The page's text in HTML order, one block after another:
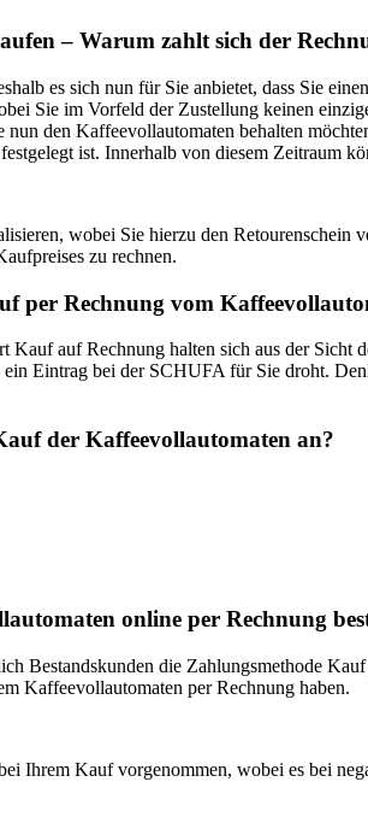
– Warum zahlt sich der
es sich nun für Sie anbietet, dass Sie
Sie im Vorfeld der Zustellung keinen
den Kaffeevollautomaten behalten
ist. Innerhalb von diesem Zeitraum
wobei Sie hierzu den
zu rechnen.
per Rechnung vom
auf Rechnung halten sich aus der Sicht
Eintrag bei der SCHUFA für Sie droht.
der Kaffeevollautomaten an?
online per Rechnung
Bestandskunden die Zahlungsmethode
Kaffeevollautomaten per Rechnung haben.
Ihrem Kauf vorgenommen, wobei es bei